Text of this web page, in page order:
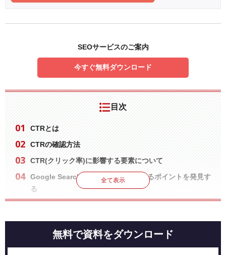
SEOサービスのご案内
今すぐ無料ダウンロード
目次
CTRとは
CTRの確認方法
CTR(クリック率)に影響する要素について
Google Search Consoleから改善するポイントを発見す
る
全て表示
無料で資料をダウンロード